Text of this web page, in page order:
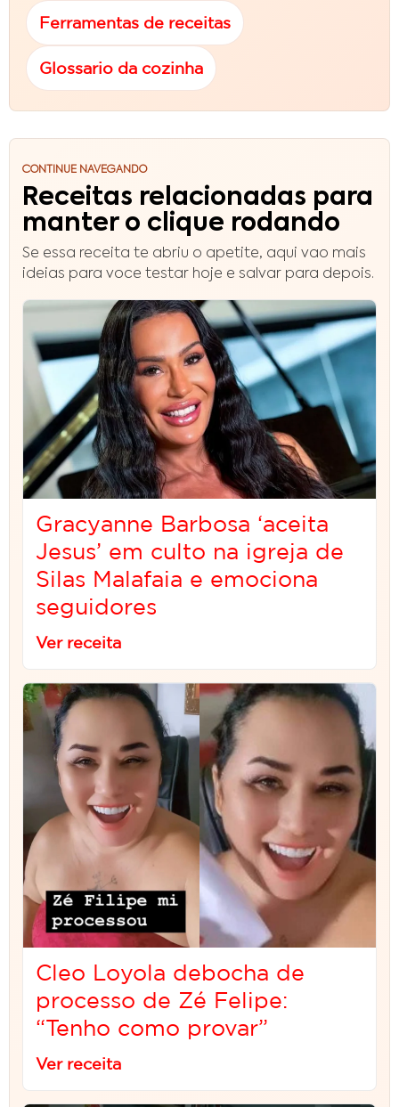
Ferramentas de receitas
Glossario da cozinha
CONTINUE NAVEGANDO
Receitas relacionadas para
manter o clique rodando
Se essa receita te abriu o apetite, aqui vao mais
ideias para voce testar hoje e salvar para depois.
Gracyanne Barbosa ‘aceita
Jesus’ em culto na igreja de
Silas Malafaia e emociona
seguidores
Ver receita
Cleo Loyola debocha de
processo de Zé Felipe:
“Tenho como provar”
Ver receita